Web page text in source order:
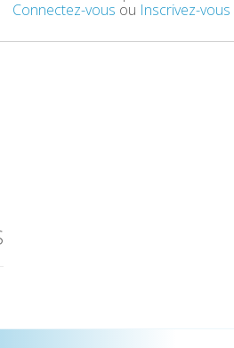
Connectez-vous ou Inscrivez-vous